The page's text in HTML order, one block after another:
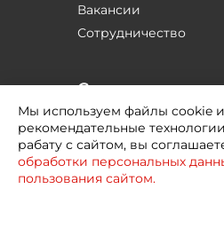
Вакансии
Сотрудничество
Соцсети
Мы используем файлы cookie и
рекомендательные
рабату с сайтом, вы
обработки персональных
пользования сайтом.